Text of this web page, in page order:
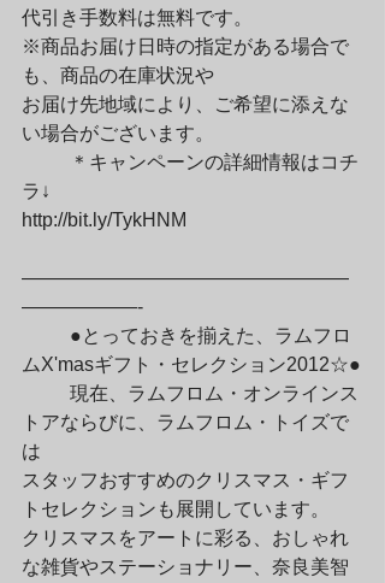
代引き手数料は無料です。
※商品お届け日時の指定がある場合で
も、商品の在庫状況や
お届け先地域により、ご希望に添えな
い場合がございます。
ラ↓
http://bit.ly/TykHNM
—————————————————
——————-
ムX'masギフト・セレクション2012☆●
トアならびに、ラムフロム・トイズで
は
スタッフおすすめのクリスマス・ギフ
トセレクションも展開しています。
クリスマスをアートに彩る、おしゃれ
な雑貨やステーショナリー、奈良美智